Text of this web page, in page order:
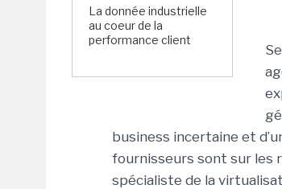
La donnée industrielle
au coeur de la
performance client
business incertaine et
fournisseurs sont sur les
spécialiste de la